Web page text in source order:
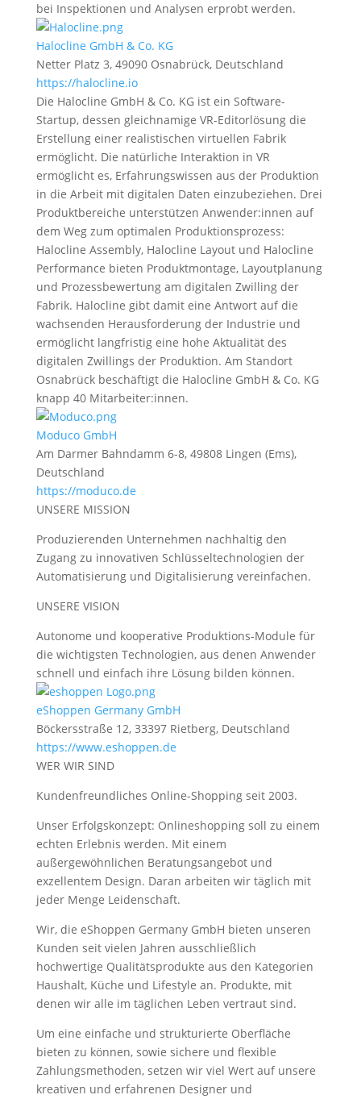
bei Inspektionen und Analysen erprobt werden.
Halocline GmbH & Co. KG
Netter Platz 3, 49090 Osnabrück, Deutschland
https://halocline.io
Die Halocline GmbH & Co. KG ist ein Software-
Startup, dessen gleichnamige VR-Editorlösung die
Erstellung einer realistischen virtuellen Fabrik
ermöglicht. Die natürliche Interaktion in VR
ermöglicht es, Erfahrungswissen aus der Produktion
in die Arbeit mit digitalen Daten einzubeziehen. Drei
Produktbereiche unterstützen Anwender:innen auf
dem Weg zum optimalen Produktionsprozess:
Halocline Assembly, Halocline Layout und Halocline
Performance bieten Produktmontage, Layoutplanung
und Prozessbewertung am digitalen Zwilling der
Fabrik. Halocline gibt damit eine Antwort auf die
wachsenden Herausforderung der Industrie und
ermöglicht langfristig eine hohe Aktualität des
digitalen Zwillings der Produktion. Am Standort
Osnabrück beschäftigt die Halocline GmbH & Co. KG
knapp 40 Mitarbeiter:innen.
Moduco GmbH
Am Darmer Bahndamm 6-8, 49808 Lingen (Ems),
Deutschland
https://moduco.de
UNSERE MISSION
Produzierenden Unternehmen nachhaltig den
Zugang zu innovativen Schlüsseltechnologien der
Automatisierung und Digitalisierung vereinfachen.
UNSERE VISION
Autonome und kooperative Produktions-Module für
die wichtigsten Technologien, aus denen Anwender
schnell und einfach ihre Lösung bilden können.
eShoppen Germany GmbH
Böckersstraße 12, 33397 Rietberg, Deutschland
https://www.eshoppen.de
WER WIR SIND
Kundenfreundliches Online-Shopping seit 2003.
Unser Erfolgskonzept: Onlineshopping soll zu einem
echten Erlebnis werden. Mit einem
außergewöhnlichen Beratungsangebot und
exzellentem Design. Daran arbeiten wir täglich mit
jeder Menge Leidenschaft.
Wir, die eShoppen Germany GmbH bieten unseren
Kunden seit vielen Jahren ausschließlich
hochwertige Qualitätsprodukte aus den Kategorien
Haushalt, Küche und Lifestyle an. Produkte, mit
denen wir alle im täglichen Leben vertraut sind.
Um eine einfache und strukturierte Oberfläche
bieten zu können, sowie sichere und flexible
Zahlungsmethoden, setzen wir viel Wert auf unsere
kreativen und erfahrenen Designer und